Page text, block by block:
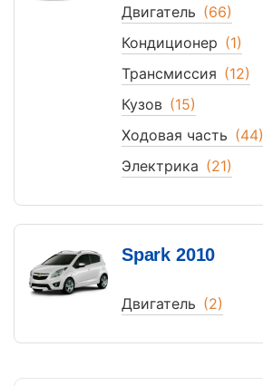
Двигатель (66)
Кондиционер (1)
Трансмиссия (12)
Кузов (15)
Ходовая часть (44)
Электрика (21)
Spark 2010
Двигатель (2)